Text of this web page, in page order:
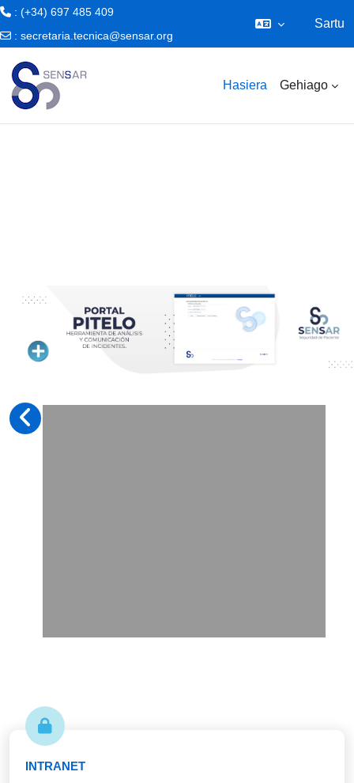
: (+34) 697 485 409
: secretaria.tecnica@sensar.org
Sartu
Hasiera Gehiago
INTRANET